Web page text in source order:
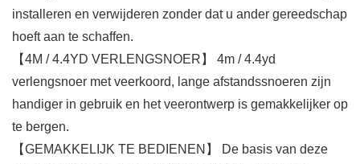
installeren en verwijderen zonder dat u ander gereedschap
hoeft aan te schaffen.
【4M / 4.4YD VERLENGSNOER】 4m / 4.4yd
verlengsnoer met veerkoord, lange afstandssnoeren zijn
handiger in gebruik en het veerontwerp is gemakkelijker op
te bergen.
【GEMAKKELIJK TE BEDIENEN】 De basis van deze